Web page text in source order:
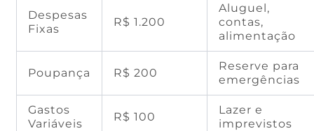
Despesas
Fixas
R$ 1.200
Aluguel,
contas,
alimentação
Poupança R$ 200
Reserve para
emergências
Gastos
Variáveis
R$ 100
Lazer e
imprevistos